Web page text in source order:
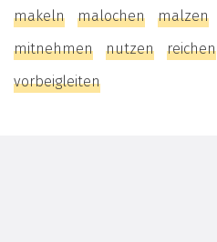
makeln
malochen malzen
mitnehmen
nutzen reichen
vorbeigleiten